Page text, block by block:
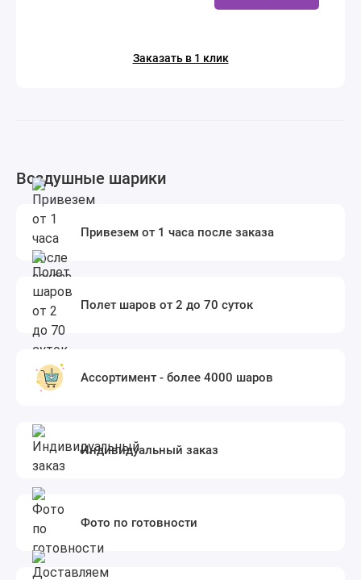
Заказать в 1 клик
Воздушные шарики
Привезем от 1 часа после заказа
Полет шаров от 2 до 70 суток
Ассортимент - более 4000 шаров
Индивидуальный заказ
Фото по готовности